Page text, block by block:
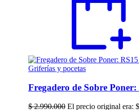
Griferías y pocetas
Fregadero de Sobre
$2.990.000 El precio original era: